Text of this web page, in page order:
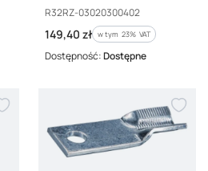
Kod producenta
R32RZ-03020300402
Cena brutto
149,40 zł w tym %s VAT
w tym 23% VAT
Dostępność:Dostępne